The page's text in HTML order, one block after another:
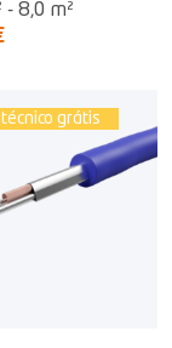
8,0 m²
grátis